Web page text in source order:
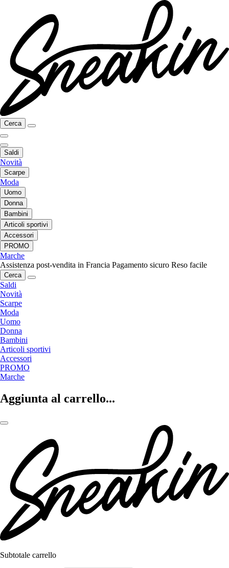
Cerca
Saldi
Novità
Scarpe
Moda
Uomo
Donna
Bambini
Articoli sportivi
Accessori
PROMO
Marche
Assistenza post-vendita in Francia Pagamento sicuro Reso facile
Cerca
Saldi
Novità
Scarpe
Moda
Uomo
Donna
Bambini
Articoli sportivi
Accessori
PROMO
Marche
Aggiunta al carrello...
Subtotale carrello